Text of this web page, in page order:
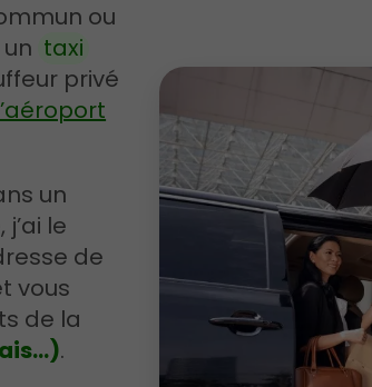
ou
taxi
privé
un
le
de
vous
de la
.